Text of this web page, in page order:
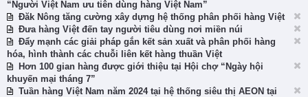
“Người Việt Nam ưu tiên dùng hàng Việt Nam”
Đăk Nông tăng cường xây dựng hệ thống phân phối hàng Việt
Đưa hàng Việt đến tay người tiêu dùng nơi miền núi
Đẩy mạnh các giải pháp gắn kết sản xuất và phân phối hàng
hóa, hình thành các chuỗi liên kết hàng thuần Việt
Hơn 100 gian hàng được giới thiệu tại Hội chợ “Ngày hội
khuyến mại tháng 7”
Tuần hàng Việt Nam năm 2024 tại hệ thống siêu thị AEON tại